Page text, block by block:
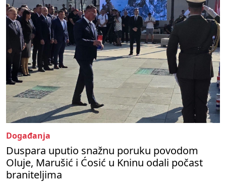
Događanja
Duspara uputio snažnu poruku povodom
Oluje, Marušić i Ćosić u Kninu odali počast
braniteljima